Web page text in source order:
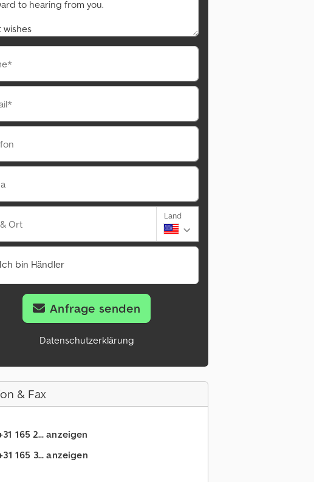
Ort
Land
Ich bin Händler
Anfrage senden
Datenschutzerklärung
& Fax
165 2... anzeigen
165 3... anzeigen